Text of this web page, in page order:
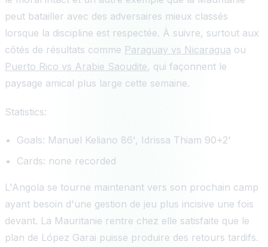
peut batailler avec des adversaires mieux classés
lorsque la discipline est respectée. À suivre, surtout aux
côtés de résultats comme Paraguay vs Nicaragua ou
Puerto Rico vs Arabie Saoudite, qui façonnent le
paysage amical plus large cette semaine.
Statistics:
Goals: Manuel Keliano 86', Idrissa Thiam 90+2'
Cards: none recorded
L'Angola se tourne maintenant vers son prochain camp
ayant besoin d'une gestion de jeu plus incisive une fois
devant. La Mauritanie rentre chez elle satisfaite que le
plan de López Garai puisse produire des retours tardifs.